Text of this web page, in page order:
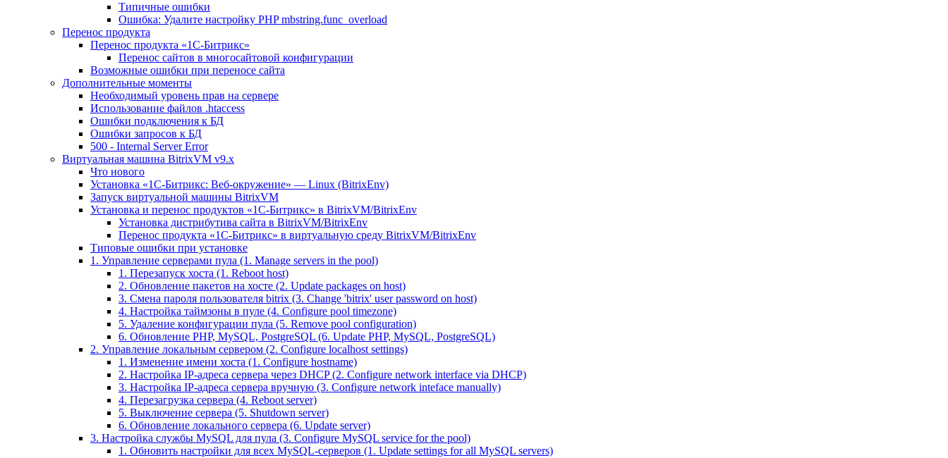
Типичные ошибки
Ошибка: Удалите настройку PHP mbstring.func_overload
Перенос продукта
Перенос продукта «1C-Битрикс»
Перенос сайтов в многосайтовой конфигурации
Возможные ошибки при переносе сайта
Дополнительные моменты
Необходимый уровень прав на сервере
Использование файлов .htaccess
Ошибки подключения к БД
Ошибки запросов к БД
500 - Internal Server Error
Виртуальная машина BitrixVM v9.x
Что нового
Установка «1С-Битрикс: Веб-окружение» — Linux (BitrixEnv)
Запуск виртуальной машины BitrixVM
Установка и перенос продуктов «1С-Битрикс» в BitrixVM/BitrixEnv
Установка дистрибутива сайта в BitrixVM/BitrixEnv
Перенос продукта «1C-Битрикс» в виртуальную среду BitrixVM/BitrixEnv
Типовые ошибки при установке
1. Управление серверами пула (1. Manage servers in the pool)
1. Перезапуск хоста (1. Reboot host)
2. Обновление пакетов на хосте (2. Update packages on host)
3. Смена пароля пользователя bitrix (3. Change 'bitrix' user password on host)
4. Настройка таймзоны в пуле (4. Configure pool timezone)
5. Удаление конфигурации пула (5. Remove pool configuration)
6. Обновление PHP, MySQL, PostgreSQL (6. Update PHP, MySQL, PostgreSQL)
2. Управление локальным сервером (2. Configure localhost settings)
1. Изменение имени хоста (1. Configure hostname)
2. Настройка IP-адреса сервера через DHCP (2. Configure network interface via DHCP)
3. Настройка IP-адреса сервера вручную (3. Configure network inteface manually)
4. Перезагрузка сервера (4. Reboot server)
5. Выключение сервера (5. Shutdown server)
6. Обновление локального сервера (6. Update server)
3. Настройка службы MySQL для пула (3. Configure MySQL service for the pool)
1. Обновить настройки для всех MySQL-серверов (1. Update settings for all MySQL servers)